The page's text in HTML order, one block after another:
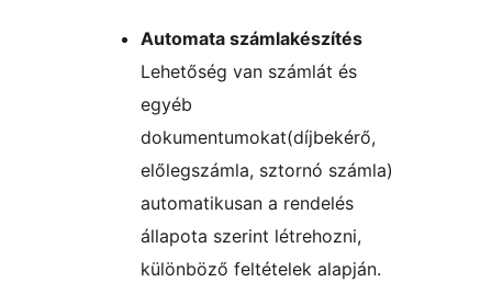
Automata számlakészítés
Lehetőség van számlát és
egyéb
dokumentumokat(díjbekérő,
előlegszámla, sztornó számla)
automatikusan a rendelés
állapota szerint létrehozni,
különböző feltételek alapján.